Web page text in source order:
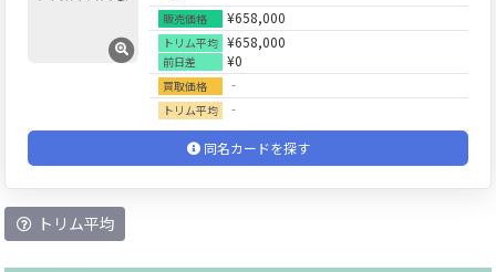
販売価格 ¥658,000
トリム平均 ¥658,000
前日差 ¥0
買取価格 ‐
トリム平均 ‐
同名カードを探す
トリム平均